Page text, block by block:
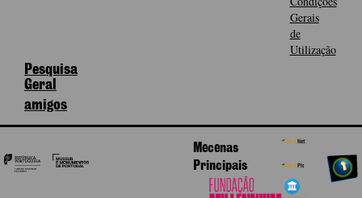
Gerais
de
Utilização
Pesquisa
Geral
amigos
Mecenas
Principais